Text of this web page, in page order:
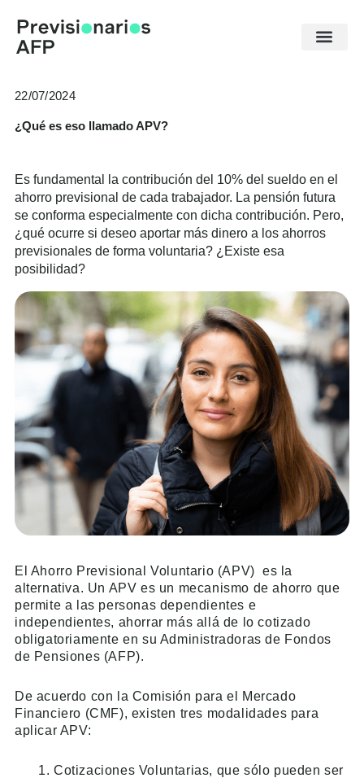
contenido
22/07/2024
¿Qué es eso llamado APV?
Es fundamental la contribución del 10% del sueldo en el
ahorro previsional de cada trabajador. La pensión futura
se conforma especialmente con dicha contribución. Pero,
¿qué ocurre si deseo aportar más dinero a los ahorros
previsionales de forma voluntaria? ¿Existe esa
posibilidad?
El Ahorro Previsional Voluntario (APV) es la
alternativa. Un APV es un mecanismo de ahorro que
permite a las personas dependientes e
independientes, ahorrar más allá de lo cotizado
obligatoriamente en su Administradoras de Fondos
de Pensiones (AFP).
De acuerdo con la Comisión para el Mercado
Financiero (CMF), existen tres modalidades para
aplicar APV:
Cotizaciones Voluntarias, que sólo pueden ser